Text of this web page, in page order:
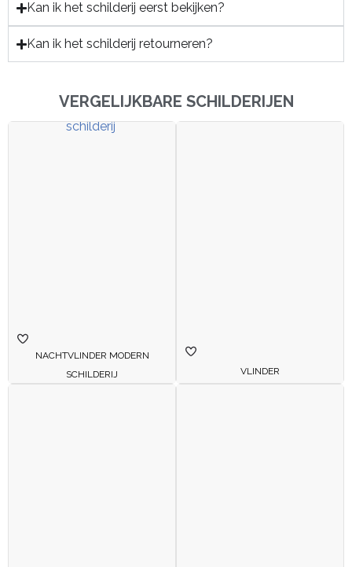
Kan ik het schilderij eerst bekijken?
Kan ik het schilderij retourneren?
VERGELIJKBARE SCHILDERIJEN
NACHTVLINDER MODERN
SCHILDERIJ
VLINDER